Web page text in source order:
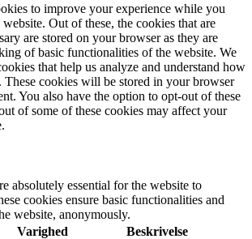
to improve your experience while you
Out of these, the cookies that are
are stored on your browser as they are
of basic functionalities of the website. We
that help us analyze and understand how
These cookies will be stored in your browser
You also have the option to opt-out of these
of some of these cookies may affect your
absolutely essential for the website to
cookies ensure basic functionalities and
website, anonymously.
Varighed Beskrivelse